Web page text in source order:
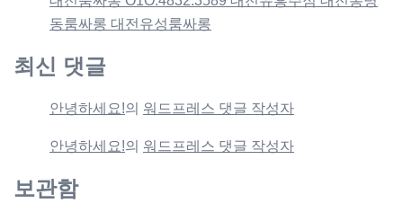
동룸싸롱 대전유성룸싸롱
최신 댓글
안녕하세요!의 워드프레스 댓글 작성자
안녕하세요!의 워드프레스 댓글 작성자
보관함